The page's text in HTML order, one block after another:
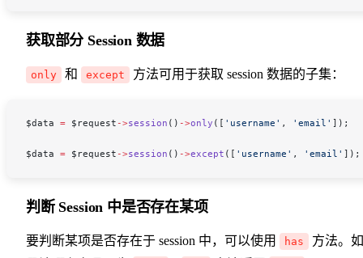
获取部分 Session 数据
only 和 except 方法可用于获取 session 数据的子集：
$data = $request ->session () ->only ([ 'username' , 'email' ]);
$data = $request ->session () ->except ([ 'username' , 'email' ]);
判断 Session 中是否存在某项
要判断某项是否存在于 session 中，可以使用 has
方法。如